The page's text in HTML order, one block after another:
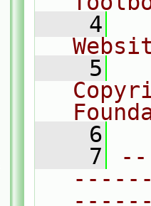
    4
    5
    6
    7